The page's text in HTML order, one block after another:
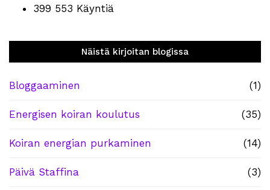
399 553 Käyntiä
Näistä kirjoitan blogissa
Bloggaaminen (1)
Energisen koiran koulutus (35)
Koiran energian purkaminen (14)
Päivä Staffina (3)